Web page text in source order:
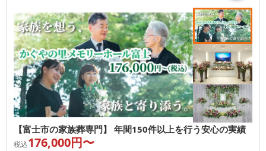
【富士市の家族葬専門】 年間150件以上を行う安心の実績
税込176,000円〜